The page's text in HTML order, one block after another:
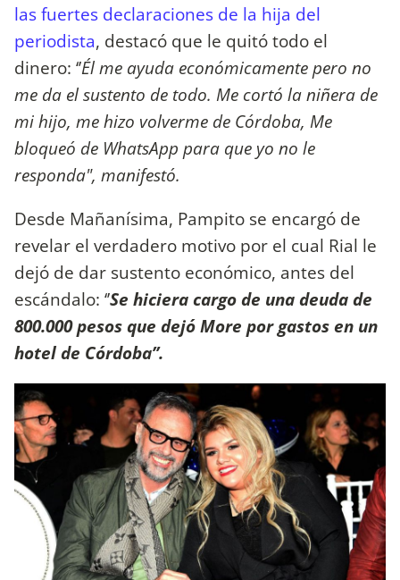
las fuertes declaraciones de la hija del
periodista, destacó que le quitó todo el
dinero: ‘’Él me ayuda económicamente pero no
me da el sustento de todo. Me cortó la niñera de
mi hijo, me hizo volverme de Córdoba, Me
bloqueó de WhatsApp para que yo no le
responda", manifestó.
Desde Mañanísima, Pampito se encargó de
revelar el verdadero motivo por el cual Rial le
dejó de dar sustento económico, antes del
escándalo: ‘’Se hiciera cargo de una deuda de
800.000 pesos que dejó More por gastos en un
hotel de Córdoba’’.